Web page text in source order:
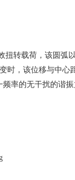
扭转载荷，该圆弧
时，该位移与中心
率的无干扰的谐